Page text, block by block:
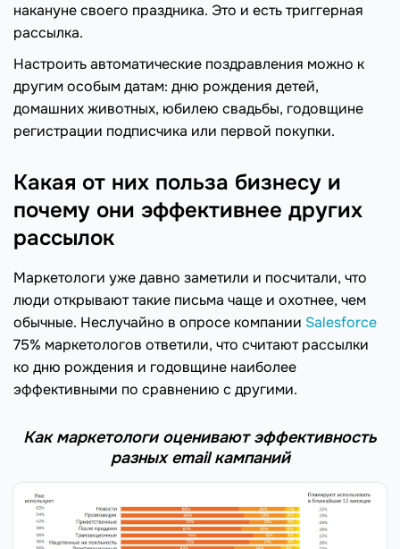
накануне своего праздника. Это и есть триггерная
рассылка.
Настроить автоматические поздравления можно к
другим особым датам: дню рождения детей,
домашних животных, юбилею свадьбы, годовщине
регистрации подписчика или первой покупки.
Какая от них польза бизнесу и
почему они эффективнее других
рассылок
Маркетологи уже давно заметили и посчитали, что
люди открывают такие письма чаще и охотнее, чем
обычные. Неслучайно в опросе компании Salesforce
75% маркетологов ответили, что считают рассылки
ко дню рождения и годовщине наиболее
эффективными по сравнению с другими.
Как маркетологи оценивают эффективность
разных email кампаний